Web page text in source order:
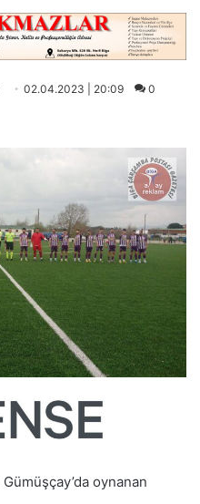
02.04.2023 | 20:09 0
oynanan